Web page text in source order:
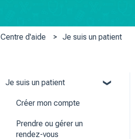
Centre d'aide Je suis un patient
Je suis un patient
Créer mon compte
Prendre ou gérer un
rendez-vous